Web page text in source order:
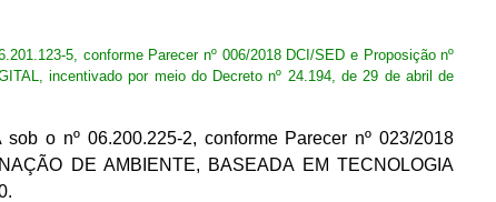
5, conforme Parecer nº 006/2018 DCI/SED e Proposição nº
incentivado por meio do Decreto nº 24.194, de 29 de abril de
o nº 06.200.225-2, conforme Parecer nº 023/2018
DE AMBIENTE, BASEADA EM TECNOLOGIA